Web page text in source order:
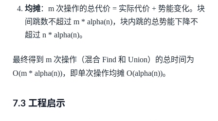
均摊：m 次操作的总代价 = 实际代价 + 势能变化。块
间跳数不超过 m * alpha(n)，块内跳的总势能下降不
超过 n * alpha(n)。
最终得到 m 次操作（混合 Find 和 Union）的总时间为
O(m * alpha(n))，即单次操作均摊 O(alpha(n))。
7.3 工程启示